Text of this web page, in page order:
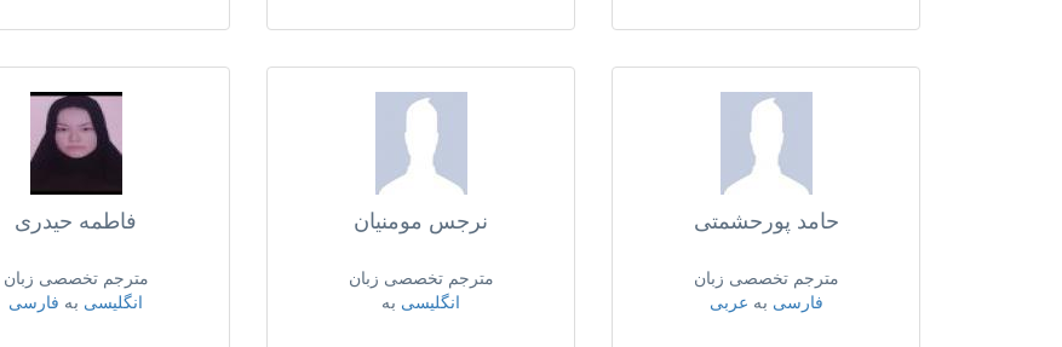
حامد پورحشمتی
مترجم تخصصی زبان
فارسی به عربی
نرجس مومنیان
مترجم تخصصی زبان
انگلیسی به
فاطمه حیدری
مترجم تخصصی زبان
انگلیسی به فارسی